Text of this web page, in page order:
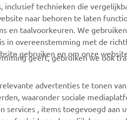
Yamaha Music
Yamaha Racing
Yamaha Motor
technieken die
naar behoren te laten
en taalvoorkeuren. We
in overeenstemming met de
gebruiken en om onze
geeft, gebruiken we ook
advertenties te tonen
waaronder sociale
services , items toegevoegd